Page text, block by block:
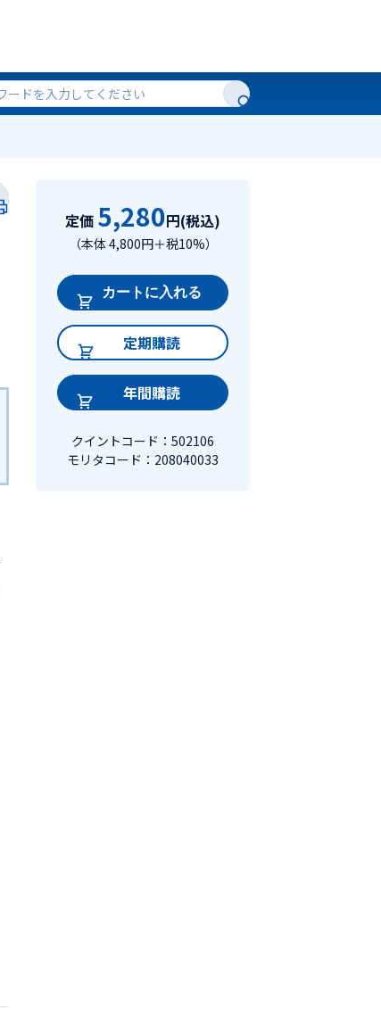
定価 5,280円(税込)
（本体 4,800円＋税10%）
カートに入れる
定期購読
年間購読
クイントコード：502106
モリタコード：208040033